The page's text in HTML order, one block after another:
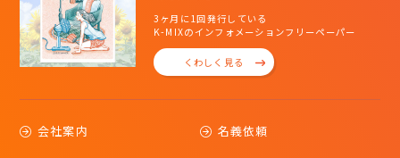
3ヶ月に1回発行している
K-MIXのインフォメーションフリーペーパー
くわしく見る
会社案内 名義依頼